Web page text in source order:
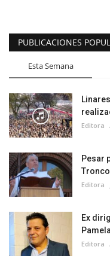
PUBLICACIONES
Esta Semana
Editora
Pesar
Editora
Ex
Editora